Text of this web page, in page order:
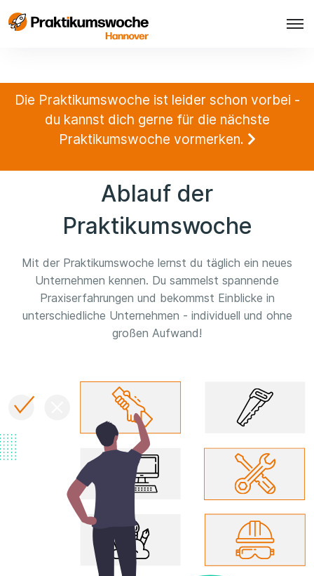
Die Praktikumswoche ist leider schon vorbei -
du kannst dich gerne für die nächste
Praktikumswoche vormerken.
Ablauf der
Praktikumswoche
Mit der Praktikumswoche lernst du täglich ein neues
Unternehmen kennen. Du sammelst spannende
Praxiserfahrungen und bekommst Einblicke in
unterschiedliche Unternehmen - individuell und ohne
großen Aufwand!